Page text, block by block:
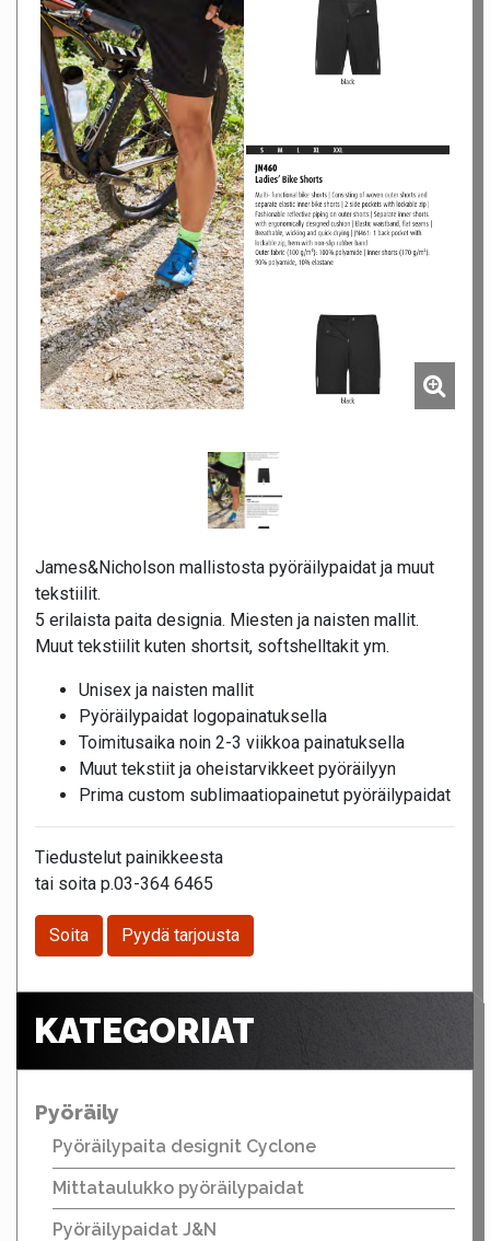
James&Nicholson mallistosta pyöräilypaidat ja muut
tekstiilit.
5 erilaista paita designia. Miesten ja naisten mallit.
Muut tekstiilit kuten shortsit, softshelltakit ym.
Unisex ja naisten mallit
Pyöräilypaidat logopainatuksella
Toimitusaika noin 2-3 viikkoa painatuksella
Muut tekstiit ja oheistarvikkeet pyöräilyyn
Prima custom sublimaatiopainetut pyöräilypaidat
Tiedustelut painikkeesta
tai soita p.03-364 6465
Soita Pyydä tarjousta
KATEGORIAT
Pyöräily
Pyöräilypaita designit Cyclone
Mittataulukko pyöräilypaidat
Pyöräilypaidat J&N